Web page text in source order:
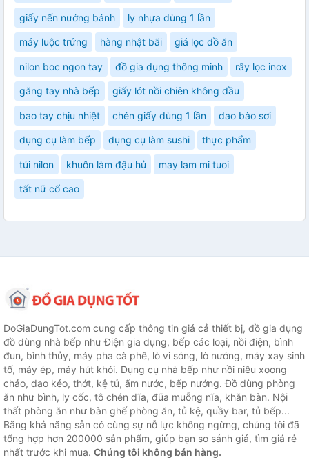
giấy nến nướng bánh ly nhựa dùng 1 lần
máy luộc trứng hàng nhật bãi giá lọc dồ ăn
nilon boc ngon tay đồ gia dụng thông minh rây lọc inox
găng tay nhà bếp giấy lót nồi chiên không dầu
bao tay chịu nhiệt chén giấy dùng 1 lần dao bào sơi
dụng cụ làm bếp dụng cụ làm sushi thực phẩm
túi nilon khuôn làm đậu hủ may lam mi tuoi
tất nữ cổ cao
DoGiaDungTot.com cung cấp thông tin giá cả thiết bị, đồ gia dụng
đồ dùng nhà bếp như Điện gia dụng, bếp các loại, nồi điện, bình
đun, bình thủy, máy pha cà phê, lò vi sóng, lò nướng, máy xay sinh
tố, máy ép, máy hút khói. Dụng cụ nhà bếp như nồi niêu xoong
chảo, dao kéo, thớt, kệ tủ, ấm nước, bếp nướng. Đồ dùng phòng
ăn như bình, ly cốc, tô chén dĩa, đũa muỗng nĩa, khăn bàn. Nội
thất phòng ăn như bàn ghế phòng ăn, tủ kệ, quầy bar, tủ bếp...
Bằng khả năng sẵn có cùng sự nỗ lực không ngừng, chúng tôi đã
tổng hợp hơn 200000 sản phẩm, giúp bạn so sánh giá, tìm giá rẻ
nhất trước khi mua. Chúng tôi không bán hàng.